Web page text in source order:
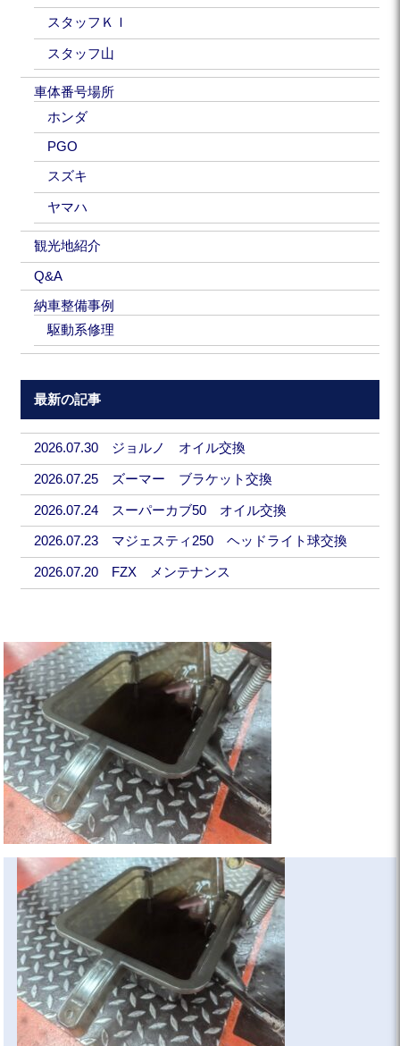
スタッフＫＩ
スタッフ山
車体番号場所
ホンダ
PGO
スズキ
ヤマハ
観光地紹介
Q&A
納車整備事例
駆動系修理
最新の記事
2026.07.30 ジョルノ オイル交換
2026.07.25 ズーマー ブラケット交換
2026.07.24 スーパーカブ50 オイル交換
2026.07.23 マジェスティ250 ヘッドライト球交換
2026.07.20 FZX メンテナンス